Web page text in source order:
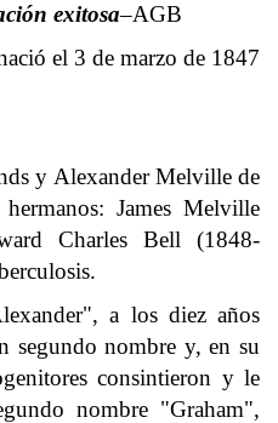
exitosa–AGB
el 3 de marzo de 1847
y Alexander Melville de
James Melville
Charles Bell (1848-
a los diez años
segundo nombre y, en su
consintieron y le
nombre "Graham",